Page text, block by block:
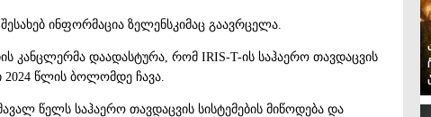
ინფორმაცია ზელენსკიმაც გაავრცელა.
კანცლერმა დაადასტურა, რომ IRIS-T-ის საჰაერო თავდაცვის
2024 წლის ბოლომდე ჩავა.
წელს საჰაერო თავდაცვის სისტემების მიწოდება და